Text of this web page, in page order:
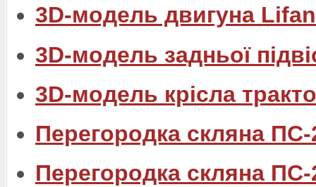
3D-модель двигуна
3D-модель задньої
3D-модель крісла
Перегородка скляна ПС-
Перегородка скляна ПС-